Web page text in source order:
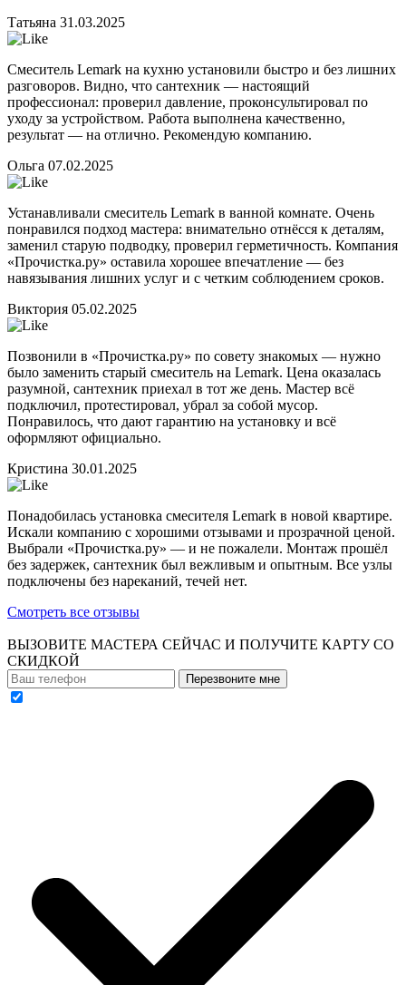
Татьяна 31.03.2025
Смеситель Lemark на кухню установили быстро и без лишних
разговоров. Видно, что сантехник — настоящий
профессионал: проверил давление, проконсультировал по
уходу за устройством. Работа выполнена качественно,
результат — на отлично. Рекомендую компанию.
Ольга 07.02.2025
Устанавливали смеситель Lemark в ванной комнате. Очень
понравился подход мастера: внимательно отнёсся к деталям,
заменил старую подводку, проверил герметичность. Компания
«Прочистка.ру» оставила хорошее впечатление — без
навязывания лишних услуг и с четким соблюдением сроков.
Виктория 05.02.2025
Позвонили в «Прочистка.ру» по совету знакомых — нужно
было заменить старый смеситель на Lemark. Цена оказалась
разумной, сантехник приехал в тот же день. Мастер всё
подключил, протестировал, убрал за собой мусор.
Понравилось, что дают гарантию на установку и всё
оформляют официально.
Кристина 30.01.2025
Понадобилась установка смесителя Lemark в новой квартире.
Искали компанию с хорошими отзывами и прозрачной ценой.
Выбрали «Прочистка.ру» — и не пожалели. Монтаж прошёл
без задержек, сантехник был вежливым и опытным. Все узлы
подключены без нареканий, течей нет.
Смотреть все отзывы
ВЫЗОВИТЕ МАСТЕРА СЕЙЧАС И ПОЛУЧИТЕ КАРТУ СО
СКИДКОЙ
Перезвоните мне